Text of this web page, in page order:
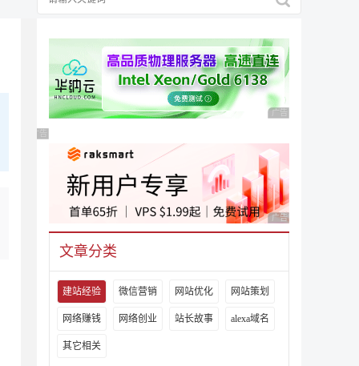
广告 商业广告，理性
广告 商业广告，理性选择
广告 商业广告，理性
文章分类
建站经验 微信营销 网站优化 网站策划
网络赚钱 网络创业 站长故事 alexa域名
其它相关